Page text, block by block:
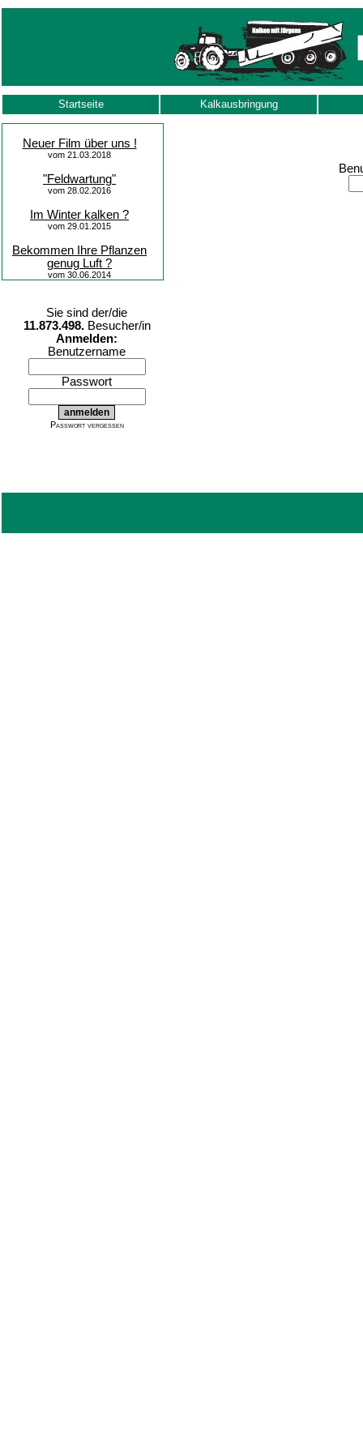
Startseite Kalkausbringung
Neuer Film über uns !
vom 21.03.2018
"Feldwartung"
vom 28.02.2016
Im Winter kalken ?
vom 29.01.2015
Bekommen Ihre Pflanzen
genug Luft ?
vom 30.06.2014
Sie sind der/die
11.873.498.Besucher/in
Anmelden:
Benutzername
Passwort
Passwort vergessen